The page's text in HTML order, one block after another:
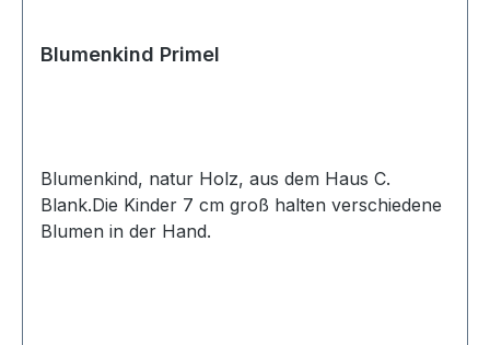
Blumenkind Primel
Blumenkind, natur Holz, aus dem Haus C.
Blank.Die Kinder 7 cm groß halten verschiedene
Blumen in der Hand.